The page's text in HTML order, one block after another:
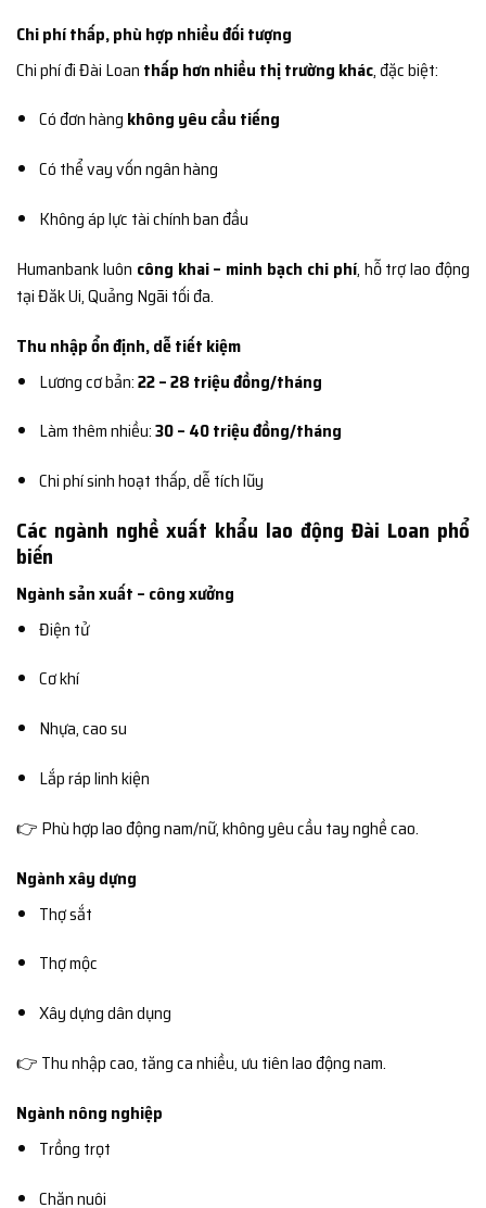
Chi phí thấp, phù hợp nhiều đối tượng
Chi phí đi Đài Loan thấp hơn nhiều thị trường khác, đặc biệt:
Có đơn hàng không yêu cầu tiếng
Có thể vay vốn ngân hàng
Không áp lực tài chính ban đầu
Humanbank luôn công khai – minh bạch chi phí, hỗ trợ lao động
tại Đăk Ui, Quảng Ngãi tối đa.
Thu nhập ổn định, dễ tiết kiệm
Lương cơ bản:22 – 28 triệu đồng/tháng
Làm thêm nhiều:30 – 40 triệu đồng/tháng
Chi phí sinh hoạt thấp, dễ tích lũy
Các ngành nghề xuất khẩu lao động Đài Loan phổ
biến
Ngành sản xuất – công xưởng
Điện tử
Cơ khí
Nhựa, cao su
Lắp ráp linh kiện
👉 Phù hợp lao động nam/nữ, không yêu cầu tay nghề cao.
Ngành xây dựng
Thợ sắt
Thợ mộc
Xây dựng dân dụng
👉 Thu nhập cao, tăng ca nhiều, ưu tiên lao động nam.
Ngành nông nghiệp
Trồng trọt
Chăn nuôi